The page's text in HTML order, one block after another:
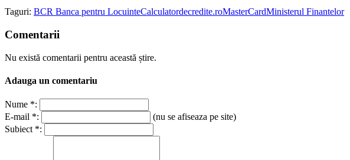
Taguri: BCR Banca pentru LocuinteCalculatordecredite.roMasterCardMinisterul Finantelor
Comentarii
Nu există comentarii pentru această știre.
Adauga un comentariu
Nume *:
E-mail *:
(nu se afiseaza pe site)
Subiect *: